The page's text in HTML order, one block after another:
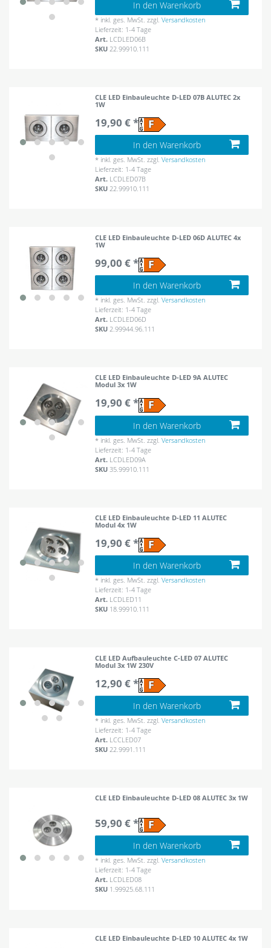
In den Warenkorb
* inkl. ges. MwSt. zzgl.Versandkosten
Lieferzeit: 1-4 Tage
Art. LCDLED06B
SKU 22.99910.111
CLE LED Einbauleuchte D-LED 07B ALUTEC 2x
1W
19,90 € *
In den Warenkorb
* inkl. ges. MwSt. zzgl.Versandkosten
Lieferzeit: 1-4 Tage
Art. LCDLED07B
SKU22.99910.111
CLE LED Einbauleuchte D-LED 06D ALUTEC 4x
1W
99,00 € *
In den Warenkorb
* inkl. ges. MwSt. zzgl.Versandkosten
Lieferzeit: 1-4 Tage
Art. LCDLED06D
SKU 2.99944.96.111
CLE LED Einbauleuchte D-LED 9A ALUTEC
Modul 3x 1W
19,90 € *
In den Warenkorb
* inkl. ges. MwSt. zzgl.Versandkosten
Lieferzeit: 1-4 Tage
Art. LCDLED09A
SKU 35.99910.111
CLE LED Einbauleuchte D-LED 11 ALUTEC
Modul 4x 1W
19,90 € *
In den Warenkorb
* inkl. ges. MwSt. zzgl.Versandkosten
Lieferzeit: 1-4 Tage
Art. LCDLED11
SKU 18.99910.111
CLE LED Aufbauleuchte C-LED 07 ALUTEC
Modul 3x 1W 230V
12,90 € *
In den Warenkorb
* inkl. ges. MwSt. zzgl.Versandkosten
Lieferzeit: 1-4 Tage
Art. LCCLED07
SKU 22.9991.111
CLE LED Einbauleuchte D-LED 08 ALUTEC 3x 1W
59,90 € *
In den Warenkorb
* inkl. ges. MwSt. zzgl.Versandkosten
Lieferzeit: 1-4 Tage
Art. LCDLED08
SKU 1.99925.68.111
CLE LED Einbauleuchte D-LED 10 ALUTEC 4x 1W